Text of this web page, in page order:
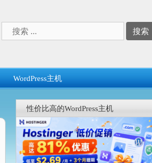
索：
WordPress主机
性价比高的WordPress主机